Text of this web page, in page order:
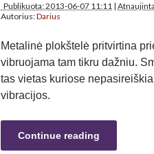
Publikuota: 2013-06-07 11:11 |
Autorius:Darius
Metalinė plokštelė pritvirtina
vibruojama tam tikru dažniu.
tas vietas kuriose
vibracijos.
Continue reading